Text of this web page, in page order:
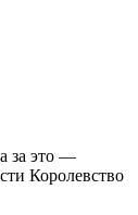
за это —
Королевство